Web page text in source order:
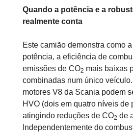
Quando a potência e a
realmente conta
Este camião demonstra como
potência, a eficiência de
emissões de CO2 mais baixas
combinadas num único
motores V8 da Scania podem
HVO (dois em quatro níveis de
atingindo reduções de CO2 de
Independentemente do